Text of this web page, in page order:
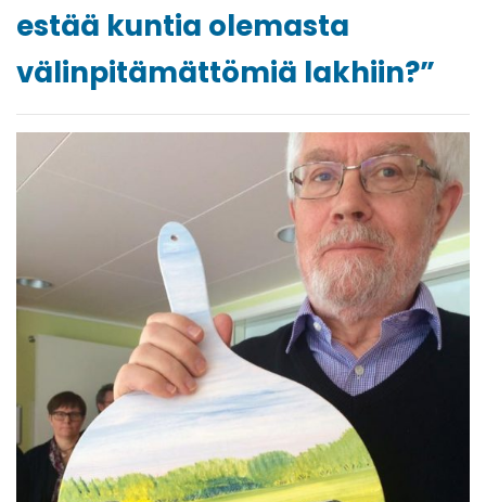
estää kuntia olemasta
välinpitämättömiä lakhiin?”